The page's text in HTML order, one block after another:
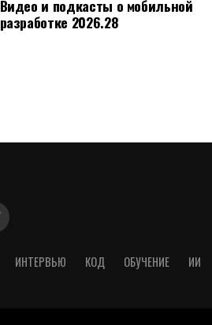
Видео и подкасты о мобильной
разработке 2026.28
ИНТЕРВЬЮ КОД ОБУЧЕНИЕ ИИ